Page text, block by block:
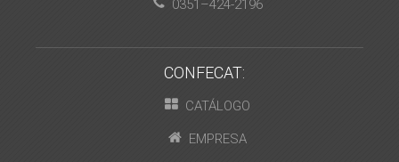
0351–424-2196
CONFECAT:
CATÁLOGO
EMPRESA